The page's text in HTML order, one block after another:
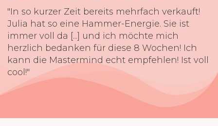
"In so kurzer Zeit bereits mehrfach verkauft!
Julia hat so eine Hammer-Energie. Sie ist
immer voll da [...] und ich möchte mich
herzlich bedanken für diese 8 Wochen! Ich
kann die Mastermind echt empfehlen! Ist voll
cool!"